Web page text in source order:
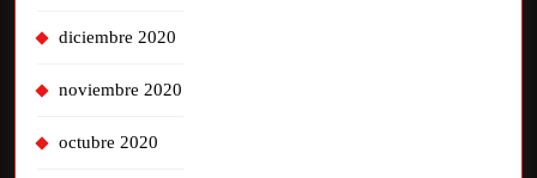
diciembre 2020
noviembre 2020
octubre 2020